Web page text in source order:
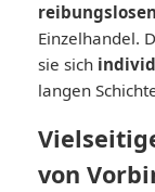
Einzelhandel.
sie sich
langen
von